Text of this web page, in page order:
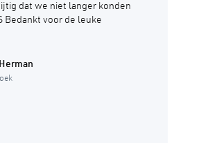
dat we niet langer konden
Bedankt voor de leuke